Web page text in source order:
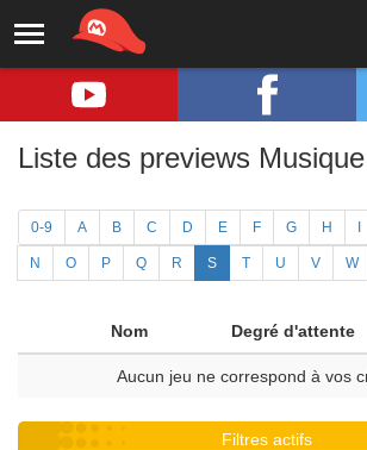
Liste des previews Musique
0-9 A B C D E F G H
N O P Q R S T U V W
Nom Degré d'attente
Aucun jeu ne correspond à vos
Filtres actifs